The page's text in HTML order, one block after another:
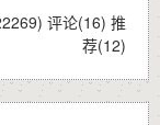
评论(16) 推
荐(12)